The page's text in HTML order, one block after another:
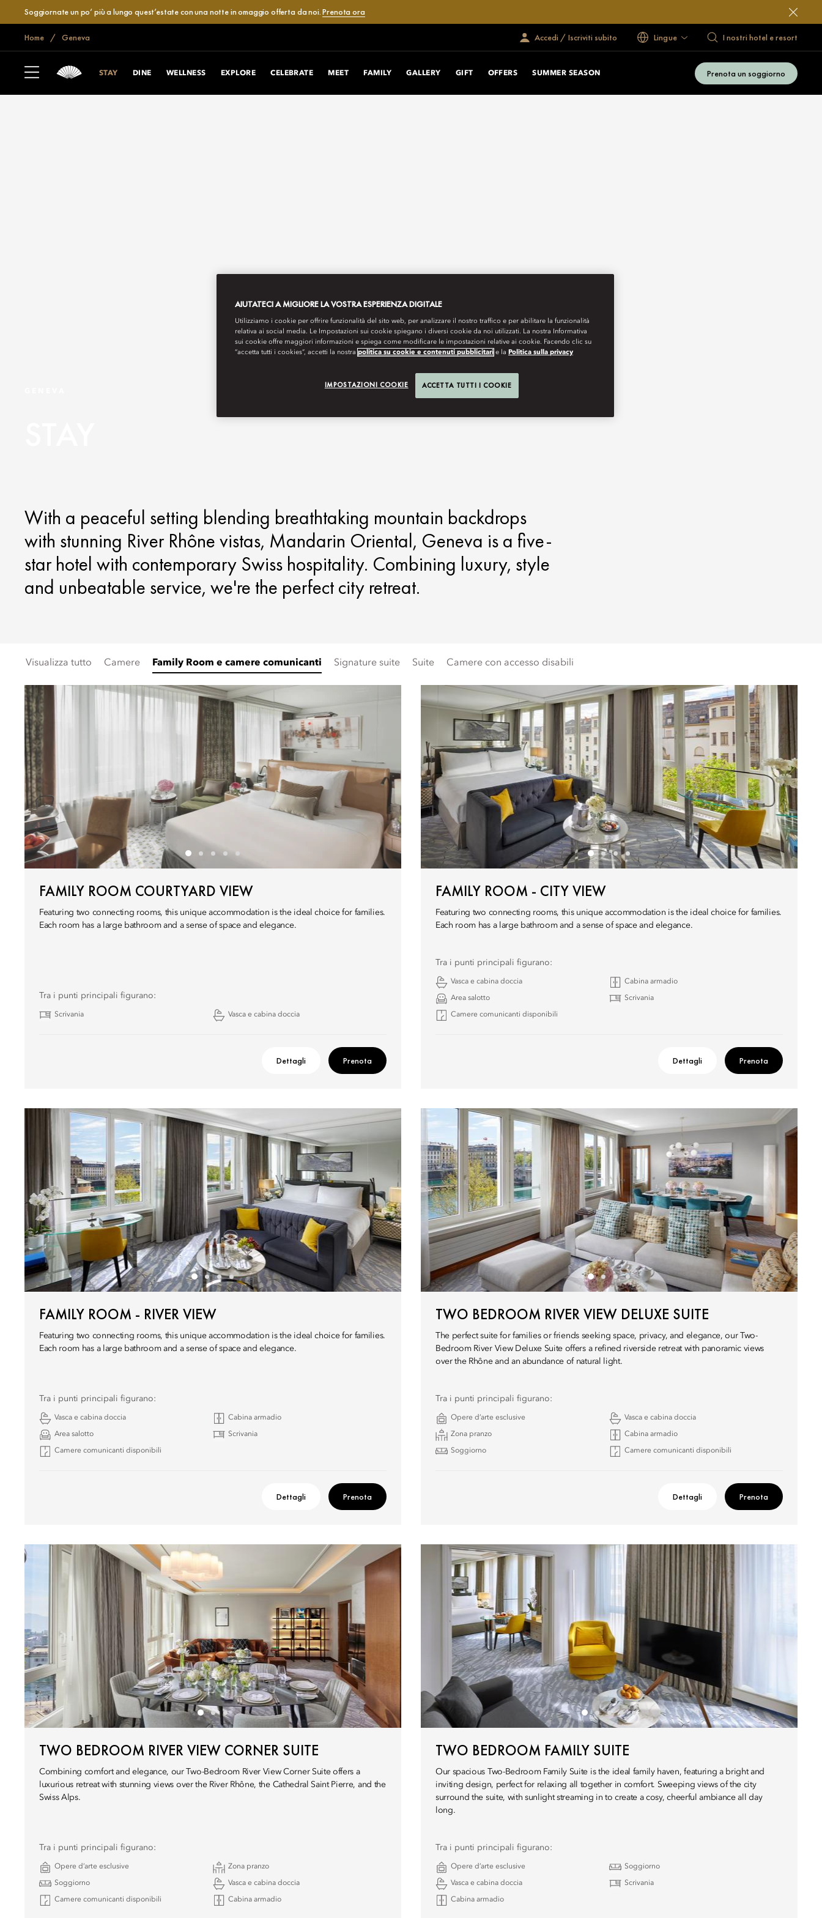
Soggiornate un po’ più a lungo quest’estate con una notte in omaggio offerta da noi.Prenota ora
Home Geneva Accedi / Iscriviti subito Lingue I nostri hotel e resort
STAY DINE WELLNESS EXPLORE CELEBRATE MEET FAMILY GALLERY GIFT OFFERS SUMMER SEASON Prenota un soggiorno
With a peaceful setting blending breathtaking mountain backdrops
with stunning River Rhône vistas, Mandarin Oriental, Geneva is a five-
star hotel with contemporary Swiss hospitality. Combining luxury, style
and unbeatable service, we're the perfect city retreat.
Visualizza tutto Camere Family Room e camere comunicanti Signature suite Suite Camere con accesso disabili
FAMILY ROOM COURTYARD VIEW
Featuring two connecting rooms, this unique accommodation is the ideal choice for families.
Each room has a large bathroom and a sense of space and elegance.
Tra i punti principali figurano:
Scrivania Vasca e cabina doccia
Dettagli Prenota
FAMILY ROOM - CITY VIEW
Featuring two connecting rooms, this unique accommodation is the ideal choice for families.
Each room has a large bathroom and a sense of space and elegance.
Tra i punti principali figurano:
Vasca e cabina doccia Cabina armadio
Area salotto Scrivania
Camere comunicanti disponibili
Dettagli Prenota
FAMILY ROOM - RIVER VIEW
Featuring two connecting rooms, this unique accommodation is the ideal choice for families.
Each room has a large bathroom and a sense of space and elegance.
Tra i punti principali figurano:
Vasca e cabina doccia Cabina armadio
Area salotto Scrivania
Camere comunicanti disponibili
Dettagli Prenota
TWO BEDROOM RIVER VIEW DELUXE SUITE
The perfect suite for families or friends seeking space, privacy, and elegance, our Two-
Bedroom River View Deluxe Suite offers a refined riverside retreat with panoramic views
over the Rhône and an abundance of natural light.
Tra i punti principali figurano:
Opere d’arte esclusive Vasca e cabina doccia
Zona pranzo Cabina armadio
Soggiorno Camere comunicanti disponibili
Dettagli Prenota
TWO BEDROOM RIVER VIEW CORNER SUITE
Combining comfort and elegance, our Two-Bedroom River View Corner Suite offers a
luxurious retreat with stunning views over the River Rhône, the Cathedral Saint Pierre, and the
Swiss Alps.
Tra i punti principali figurano:
Opere d’arte esclusive Zona pranzo
Soggiorno Vasca e cabina doccia
Camere comunicanti disponibili Cabina armadio
TWO BEDROOM FAMILY SUITE
Our spacious Two-Bedroom Family Suite is the ideal family haven, featuring a bright and
inviting design, perfect for relaxing all together in comfort. Sweeping views of the city
surround the suite, with sunlight streaming in to create a cosy, cheerful ambiance all day
long.
Tra i punti principali figurano:
Opere d’arte esclusive Soggiorno
Vasca e cabina doccia Scrivania
Cabina armadio
AIUTATECI A MIGLIORE LA VOSTRA ESPERIENZA DIGITALE
Utilizziamo i cookie per offrire funzionalità del sito web, per analizzare il nostro traffico e per abilitare la funzionalità
relativa ai social media. Le Impostazioni sui cookie spiegano i diversi cookie da noi utilizzati. La nostra Informativa
sui cookie offre maggiori informazioni e spiega come modificare le impostazioni relative ai cookie. Facendo clic su
“accetta tutti i cookies”, accetti la nostra politica su cookie e contenuti pubblicitari e la Politica sulla privacy
IMPOSTAZIONI COOKIE ACCETTA TUTTI I COOKIE